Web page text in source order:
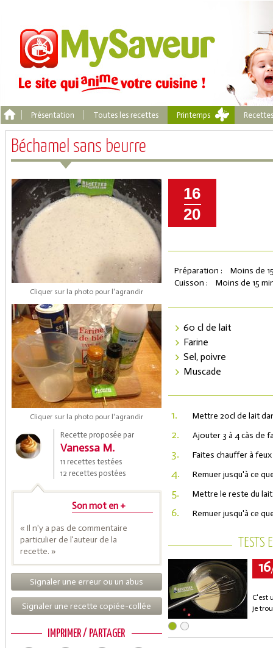
Présentation Toutes les recettes Printemps
Béchamel sans beurre
Cliquer sur la photo pour l'agrandir
Cliquer sur la photo pour l'agrandir
Recette proposée par
Vanessa M.
11 recettes testées
12 recettes postées
Son mot en +
« Il n'y a pas de commentaire
particulier de l'auteur de la
recette. »
Signaler une erreur ou un abus
Signaler une recette copiée-collée
IMPRIMER / PARTAGER
16
20
Préparation :
Moins de
Cuisson :
Moins de 15
60 cl de lait
Farine
Sel, poivre
Muscade
1. Mettre 20cl de lait
2. Ajouter 3 à 4 càs de
3. Faites chauffer à
4. Remuer jusqu'à ce
5. Mettre le reste du
6. Remuer jusqu'à ce
16
C'est
je
Coupons de réduction
Saveurs de l'Année